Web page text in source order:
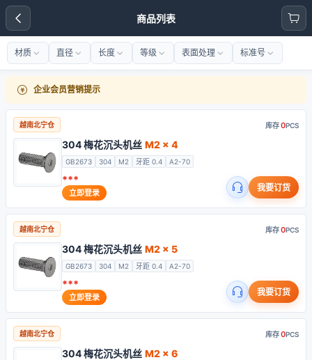
商品列表
材质 直径 长度 等级 表面处理 标准号
企业会员营销提示
越南北宁仓 库存0PCS
304 梅花沉头机丝 M2 x 4
GB2673 304 M2 牙距 0.4 A2-70
***
立即登录 我要订货
越南北宁仓 库存0PCS
304 梅花沉头机丝 M2 x 5
GB2673 304 M2 牙距 0.4 A2-70
***
立即登录 我要订货
越南北宁仓 库存0PCS
304 梅花沉头机丝 M2 x 6